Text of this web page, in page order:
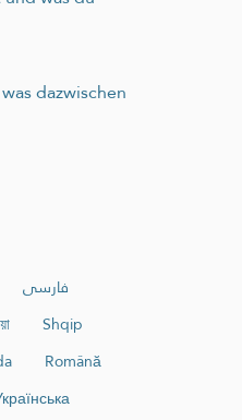
dazwischen
فارسی
Shqip
Română